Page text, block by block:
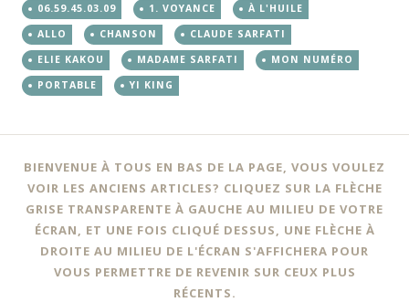
06.59.45.03.09 1. VOYANCE
À L'HUILE
ALLO
CHANSON
CLAUDE SARFATI
ELIE KAKOU
MADAME SARFATI
MON NUMÉRO
PORTABLE
YI KING
BIENVENUE À TOUS EN BAS DE LA PAGE, VOUS VOULEZ
VOIR LES ANCIENS ARTICLES? CLIQUEZ SUR LA FLÈCHE
GRISE TRANSPARENTE À GAUCHE AU MILIEU DE VOTRE
ÉCRAN, ET UNE FOIS CLIQUÉ DESSUS, UNE FLÈCHE À
DROITE AU MILIEU DE L'ÉCRAN S'AFFICHERA POUR
VOUS PERMETTRE DE REVENIR SUR CEUX PLUS
RÉCENTS.